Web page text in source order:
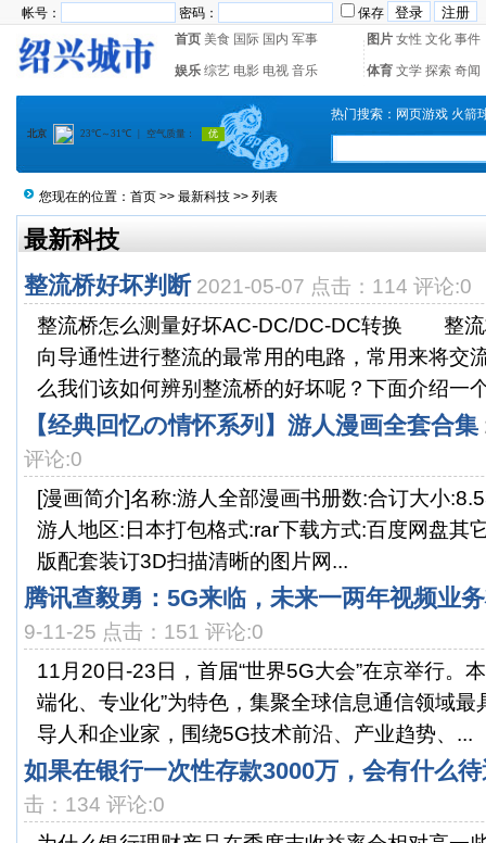
帐号： 密码：
保存
首页 美食 国际 国内 军事 图片 女性 文化 事件
娱乐 综艺 电影 电视 音乐 体育 文学 探索 奇闻
热门搜索： 网页游戏 火箭
您现在的位置： 首页 >> 最新科技 >> 列表
最新科技
整流桥好坏判断 2021-05-07 点击：114 评论:0
整流桥怎么测量好坏AC-DC/DC-DC转换 整流
向导通性进行整流的最常用的电路，常用来将交
么我们该如何辨别整流桥的好坏呢？下面介绍一
【经典回忆の情怀系列】游人漫画全套合集
评论:0
[漫画简介]名称:游人全部漫画书册数:合订大小
游人地区:日本打包格式:rar下载方式:百度网盘其
版配套装订3D扫描清晰的图片网...
腾讯查毅勇：5G来临，未来一两年视频业
9-11-25 点击：151 评论:0
11月20日-23日，首届“世界5G大会”在京举行。
端化、专业化”为特色，集聚全球信息通信领域
导人和企业家，围绕5G技术前沿、产业趋势、...
如果在银行一次性存款3000万，会有什么
击：134 评论:0